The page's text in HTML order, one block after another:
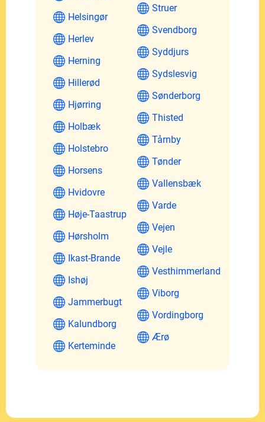
Helsingør
Herlev
Herning
Hillerød
Hjørring
Holbæk
Holstebro
Horsens
Hvidovre
Høje-Taastrup
Hørsholm
Ikast-Brande
Ishøj
Jammerbugt
Kalundborg
Kerteminde
Struer
Svendborg
Syddjurs
Sydslesvig
Sønderborg
Thisted
Tårnby
Tønder
Vallensbæk
Varde
Vejen
Vejle
Vesthimmerland
Viborg
Vordingborg
Ærø